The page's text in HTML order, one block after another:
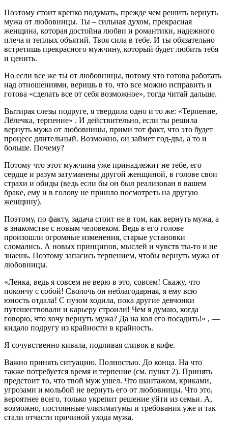
Поэтому стоит крепко подумать, прежде чем решить вернуть
мужа от любовницы. Ты – сильная духом, прекрасная
женщина, которая достойна любви и романтики, надежного
плеча и теплых объятий. Твоя сила в тебе. И ты обязательно
встретишь прекрасного мужчину, который будет любить тебя
и ценить.
Но если все же ты от любовницы, потому что готова работать
над отношениями, веришь в то, что все можно исправить и
готова «сделать все от себя возможное», тогда читай дальше.
Вытирая слезы подруге, я твердила одно и то же: «Терпение,
Лёлечка, терпение» . И действительно, если ты решила
вернуть мужа от любовницы, прими тот факт, что это будет
процесс длительный. Возможно, он займет год-два, а то и
больше. Почему?
Потому что этот мужчина уже принадлежит не тебе, его
сердце и разум затуманены другой женщиной, в голове свои
страхи и обиды (ведь если бы он был реализован в вашем
браке, ему и в голову не пришло посмотреть на другую
женщину).
Поэтому, по факту, задача стоит не в том, как вернуть мужа, а
в знакомстве с новым человеком. Ведь в его голове
произошли огромные изменения, старые установки
сломались. А новых принципов, мыслей и чувств ты-то и не
знаешь. Поэтому запасись терпением, чтобы вернуть мужа от
любовницы.
«Ленка, ведь я совсем не верю в это, совсем! Скажу, что
покончу с собой! Сволочь он неблагодарная, я ему всю
юность отдала! С пузом ходила, пока другие девчонки
путешествовали и карьеру строили! Чем я думаю, когда
говорю, что хочу вернуть мужа? Да на кол его посадить!» , —
кидало подругу из крайности в крайность.
Я сочувственно кивала, подливая сливок в кофе.
Важно принять ситуацию. Полностью. До конца. На что
также потребуется время и терпение (см. пункт 2). Принять
предстоит то, что твой муж ушел. Что шантажом, криками,
угрозами и мольбой не вернуть его от любовницы. Что это,
вероятнее всего, только укрепит решение уйти из семьи. А,
возможно, постоянные ультиматумы и требования уже и так
стали отчасти причиной ухода мужа.